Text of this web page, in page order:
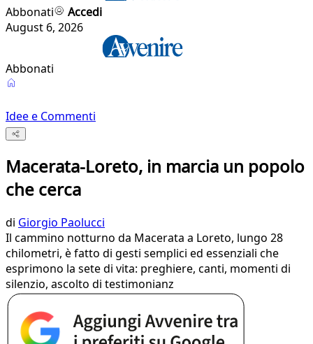
Abbonati
Accedi
August 6, 2026
Abbonati
Idee e Commenti
Macerata-Loreto, in marcia un popolo
che cerca
di Giorgio Paolucci
Il cammino notturno da Macerata a Loreto, lungo 28
chilometri, è fatto di gesti semplici ed essenziali che
esprimono la sete di vita: preghiere, canti, momenti di
silenzio, ascolto di testimonianz